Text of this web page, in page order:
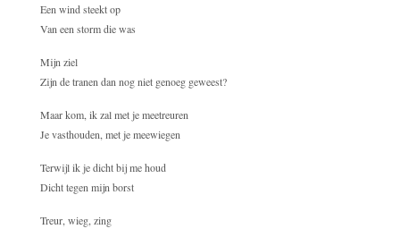
Een wind steekt op
Van een storm die was
Mijn ziel
Zijn de tranen dan nog niet genoeg geweest?
Maar kom, ik zal met je meetreuren
Je vasthouden, met je meewiegen
Terwijl ik je dicht bij me houd
Dicht tegen mijn borst
Treur, wieg, zing